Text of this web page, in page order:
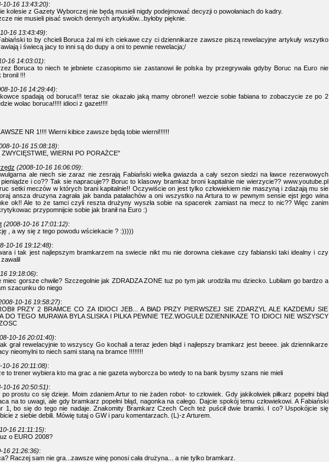
10-16 13:43:20):
kolesie z Gazety Wyborczej nie będą musieli nigdy podejmować decyzji o powołaniach do kadry.
nie musieli pisać swoich dennych artykułów...byłoby pięknie.
16 13:43:49):
to by chcieli Boruca żal mi ich ciekawe czy ci dziennikarze zawsze piszą rewelacyjne artykuły wszytko
i świecą jacy to inni są do dupy a oni to pewnie rewelacja;/
16 14:03:01):
Boruca to niech te jebniete czasopismo sie zastanowi ile polska by przegrywała gdyby Boruc na Euro nie
bronil !!!
10-16 14:29:44):
spadają od boruca!!! teraz sie okazało jaką mamy obrone!! wezcie sobie fabiana to zobaczycie ze po 2
wolac boruca!!!!! idioci z gazet!!!!
NR 1!!!! Wierni kibice zawsze będą tobie wierni!!!!!!
10-16 15:08:18):
WIERNI PO PORAŻCE"
(2008-10-16 16:06:09):
ale niech sie zaraz nie zesrają Fabiański wielka gwiazda a cały sezon siedzi na ławce rezerwowych
i co?? Tak sie napracuje?? Boruc to klasowy bramkaż broni kapitalnie nie wierzycie?? www.youtube.pl
setki meczów w których brani kapitalnie!! Oczywiście on jest tylko człowiekiem nie maszyną i zdażają mu sie
ansza druzyna zagrała jak banda patałachów a oni wszystko na Artura to w pewnym sensie ejst jego wina
ok!! Ale to że tamci czyli reszta drużyny wyszła sobie na spacerek zamiast na mecz to nic?? Więc zanim
przypomnijcie sobie jak branił na Euro :)
(2008-10-16 17:01:12):
, a wy się z tego powodu wściekacie ? :)))))
10-16 19:12:48):
i tak jest najlepszym bramkarzem na swiecie nikt mu nie dorowna ciekawe czy fabianski taki idealny i czy
19:18:06):
miec gorsze chwile? Szczegolnie jak ZDRADZA ZONE tuz po tym jak urodzila mu dziecko. Lubilam go bardzo a
szacunku do niego
10-16 19:58:27):
PRZY 2 BRAMCE CO ZA IDIOCI JEB... A BłAD PRZY PIERWSZEJ SIE ZDARZYL ALE KAZDEMU SIE
DO TEGO MURAWA BYLA SLISKA I PILKA PEWNIE TEZ.WOGULE DZIENNIKAZE TO IDIOCI NIE WSZYSCY
10-16 20:01:40):
grał rewelacyjnie to wszyscy Go kochali a teraz jeden błąd i najlepszy bramkarz jest beeee. jak dziennikarze
nieomylni to niech sami staną na bramce !!!!!!!!
10-16 20:11:08):
to trener wybiera kto ma grac a nie gazeta wyborcza bo wtedy to na bank bysmy szans nie mieli
10-16 20:50:51):
po prostu co się dzieje. Moim zdaniem Artur to nie żaden robot- to człowiek. Gdy jakikolwiek piłkarz popełni błąd
na to uwagi, ale gdy bramkarz popełni błąd, nagonka na całego. Dajcie spokój temu człowiekowi. A Fabiański
1, bo się do tego nie nadaje. Znakomity Bramkarz Czech Cech też puścił dwie bramki. I co? Uspokójcie się
z siebie debili. Mówię tutaj o GW i paru komentarzach. (L)-z Arturem.
16 21:11:15):
o EURO 2008?
16 21:26:36):
Raczej sam nie gra...zawsze winę ponosi cała drużyna... a nie tylko bramkarz.